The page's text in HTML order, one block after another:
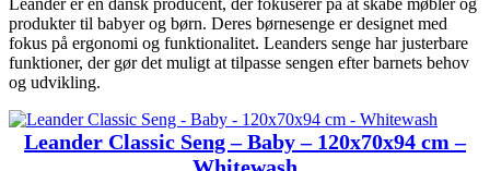
Leander er en dansk producent, der fokuserer på at skabe møbler og
produkter til babyer og børn. Deres børnesenge er designet med
fokus på ergonomi og funktionalitet. Leanders senge har justerbare
funktioner, der gør det muligt at tilpasse sengen efter barnets behov
og udvikling.
Leander Classic Seng – Baby – 120x70x94 cm –